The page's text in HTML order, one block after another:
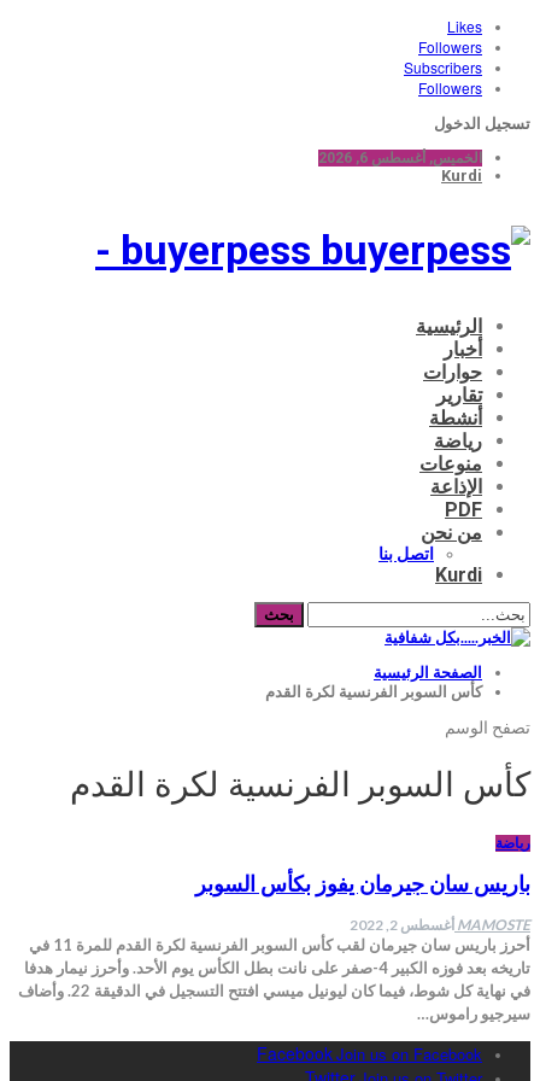
Likes
Followers
Subscribers
Followers
تسجيل الدخول
الخميس, أغسطس 6, 2026
Kurdi
buyerpess -
الرئيسية
أخبار
حوارات
تقارير
أنشطة
رياضة
منوعات
الإذاعة
PDF
من نحن
اتصل بنا
Kurdi
الصفحة الرئيسية
كأس السوبر الفرنسية لكرة القدم
تصفح الوسم
كأس السوبر الفرنسية لكرة القدم
رياضة
باريس سان جيرمان يفوز بكأس السوبر
MAMOSTE أغسطس 2, 2022
أحرز باريس سان جيرمان لقب كأس السوبر الفرنسية لكرة القدم للمرة 11 في
تاريخه بعد فوزه الكبير 4-صفر على نانت بطل الكأس يوم الأحد. وأحرز نيمار هدفا
في نهاية كل شوط، فيما كان ليونيل ميسي افتتح التسجيل في الدقيقة 22. وأضاف
سيرجيو راموس…
FacebookJoin us on Facebook